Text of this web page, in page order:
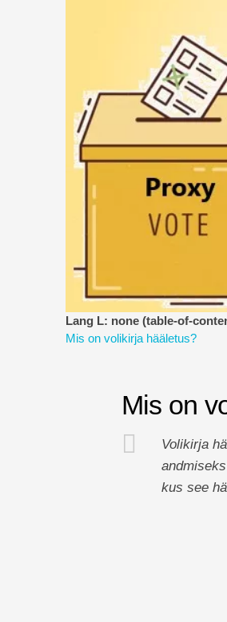
Lang L: none (table-of-
Mis on volikirja hääletus?
Mis on
Volikirja
kus see